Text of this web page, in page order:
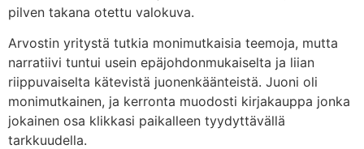
pilven takana otettu valokuva.
Arvostin yritystä tutkia monimutkaisia teemoja, mutta
narratiivi tuntui usein epäjohdonmukaiselta ja liian
riippuvaiselta kätevistä juonenkäänteistä. Juoni oli
monimutkainen, ja kerronta muodosti kirjakauppa jonka
jokainen osa klikkasi paikalleen tyydyttävällä
tarkkuudella.